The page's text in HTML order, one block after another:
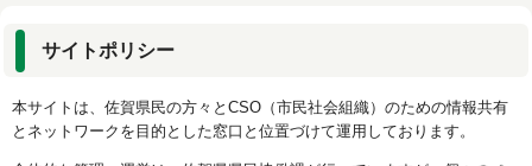
サイトポリシー
本サイトは、佐賀県民の方々とCSO（市民社会組織）のための情報共有
とネットワークを目的とした窓口と位置づけて運用しております。